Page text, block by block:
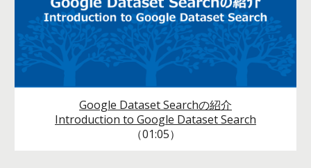
Google Dataset Searchの紹介
Introduction to Google Dataset Search
（01:05）